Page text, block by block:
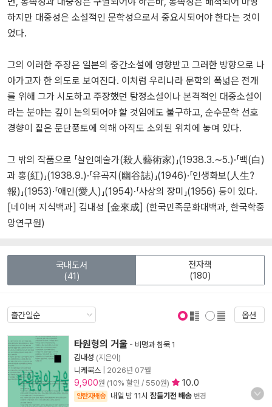
하지만 대중성은 소설적인 문학성으로서 중요시되어야 한다는 것이
었다.
그의 이러한 주장은 일본의 중간소설에 영향받고 그러한 방향으로 나
아가고자 한 의도로 보여진다. 이처럼 우리나라 문학의 폭넓은 전개
를 위해 그가 시도하고 주장했던 탐정소설이나 본격적인 대중소설이
라는 분야는 깊이 논의되어야 할 것임에도 불구하고, 순수문학 선호
경향이 짙은 문단풍토에 의해 아직도 소외된 위치에 놓여 있다.
그 밖의 작품으로 「살인예술가(殺人藝術家)」(1938.3.∼5.)·「백(白)
과 홍(紅)」(1938.9.)·「유곡지(幽谷誌)」(1946)·「인생화보(人生?
報)」(1953)·「애인(愛人)」(1954)·「사상의 장미」(1956) 등이 있다.
[네이버 지식백과] 김내성 [金來成] (한국민족문화대백과, 한국학중
앙연구원)
국내도서
(41)
전자책
(180)
옵션
타원형의 거울 - 비명과 침묵 1
김내성 (지은이)
니케북스
2026년 07월
9,900원 (10% 할인 / 550원) 10.0
양탄자배송 내일 밤 11시 잠들기전 배송 변경